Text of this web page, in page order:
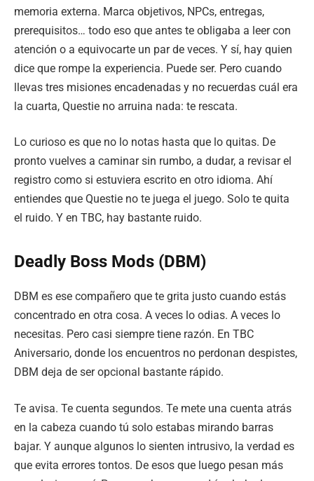
memoria externa. Marca objetivos, NPCs, entregas,
prerequisitos… todo eso que antes te obligaba a leer con
atención o a equivocarte un par de veces. Y sí, hay quien
dice que rompe la experiencia. Puede ser. Pero cuando
llevas tres misiones encadenadas y no recuerdas cuál era
la cuarta, Questie no arruina nada: te rescata.
Lo curioso es que no lo notas hasta que lo quitas. De
pronto vuelves a caminar sin rumbo, a dudar, a revisar el
registro como si estuviera escrito en otro idioma. Ahí
entiendes que Questie no te juega el juego. Solo te quita
el ruido. Y en TBC, hay bastante ruido.
Deadly Boss Mods (DBM)
DBM es ese compañero que te grita justo cuando estás
concentrado en otra cosa. A veces lo odias. A veces lo
necesitas. Pero casi siempre tiene razón. En TBC
Aniversario, donde los encuentros no perdonan despistes,
DBM deja de ser opcional bastante rápido.
Te avisa. Te cuenta segundos. Te mete una cuenta atrás
en la cabeza cuando tú solo estabas mirando barras
bajar. Y aunque algunos lo sienten intrusivo, la verdad es
que evita errores tontos. De esos que luego pesan más